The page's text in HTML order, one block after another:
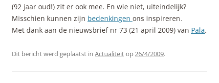
(92 jaar oud!) zit er ook mee. En wie niet, uiteindelijk?
Misschien kunnen zijn bedenkingen ons inspireren.
Met dank aan de nieuwsbrief nr 73 (21 april 2009) van Pala.
Dit bericht werd geplaatst in Actualiteitop26/4/2009.